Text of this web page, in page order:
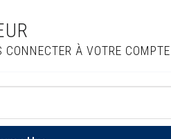
À VOTRE COMPTE